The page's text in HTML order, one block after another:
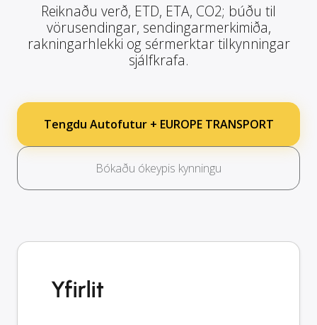
Reiknaðu verð, ETD, ETA, CO2; búðu til
vörusendingar, sendingarmerkimiða,
rakningarhlekki og sérmerktar tilkynningar
sjálfkrafa.
Tengdu Autofutur + EUROPE TRANSPORT
Bókaðu ókeypis kynningu
Yfirlit